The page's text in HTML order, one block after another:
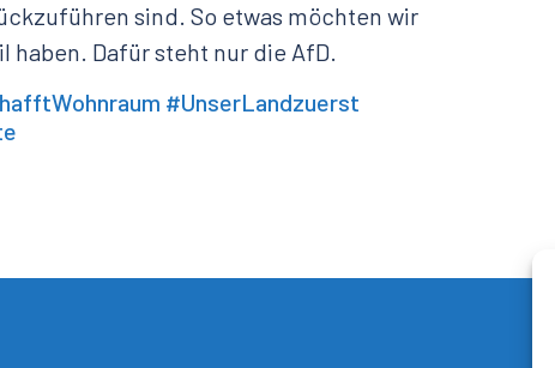
sind. So etwas möchten wir
Dafür steht nur die AfD.
#UnserLandzuerst